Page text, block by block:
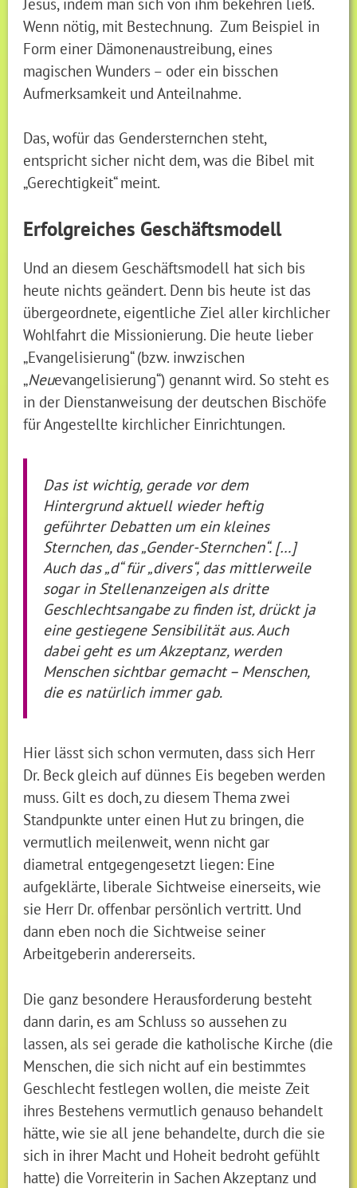
Wenn nötig, mit Bestechnung. Zum Beispiel in
Form einer Dämonenaustreibung, eines
magischen Wunders – oder ein bisschen
Aufmerksamkeit und Anteilnahme.
Das, wofür das Gendersternchen steht,
entspricht sicher nicht dem, was die Bibel mit
„Gerechtigkeit“ meint.
Erfolgreiches Geschäftsmodell
Und an diesem Geschäftsmodell hat sich bis
heute nichts geändert. Denn bis heute ist das
übergeordnete, eigentliche Ziel aller kirchlicher
Wohlfahrt die Missionierung. Die heute lieber
„Evangelisierung“ (bzw. inwzischen
„Neuevangelisierung“) genannt wird. So steht es
in der Dienstanweisung der deutschen Bischöfe
für Angestellte kirchlicher Einrichtungen.
Das ist wichtig, gerade vor dem
Hintergrund aktuell wieder heftig
geführter Debatten um ein kleines
Sternchen, das „Gender-Sternchen“. […]
Auch das „d“ für „divers“, das mittlerweile
sogar in Stellenanzeigen als dritte
Geschlechtsangabe zu finden ist, drückt ja
eine gestiegene Sensibilität aus. Auch
dabei geht es um Akzeptanz, werden
Menschen sichtbar gemacht – Menschen,
die es natürlich immer gab.
Hier lässt sich schon vermuten, dass sich Herr
Dr. Beck gleich auf dünnes Eis begeben werden
muss. Gilt es doch, zu diesem Thema zwei
Standpunkte unter einen Hut zu bringen, die
vermutlich meilenweit, wenn nicht gar
diametral entgegengesetzt liegen: Eine
aufgeklärte, liberale Sichtweise einerseits, wie
sie Herr Dr. offenbar persönlich vertritt. Und
dann eben noch die Sichtweise seiner
Arbeitgeberin andererseits.
Die ganz besondere Herausforderung besteht
dann darin, es am Schluss so aussehen zu
lassen, als sei gerade die katholische Kirche (die
Menschen, die sich nicht auf ein bestimmtes
Geschlecht festlegen wollen, die meiste Zeit
ihres Bestehens vermutlich genauso behandelt
hätte, wie sie all jene behandelte, durch die sie
sich in ihrer Macht und Hoheit bedroht gefühlt
hatte) die Vorreiterin in Sachen Akzeptanz und